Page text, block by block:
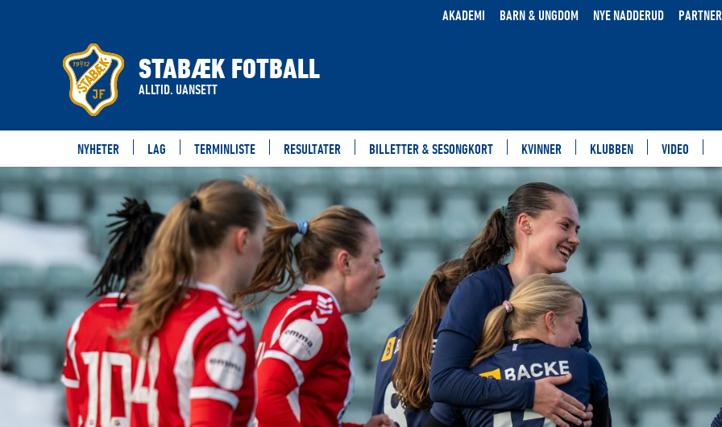
AKADEMI BARN & UNGDOM NYE NADDERUD
STABÆK FOTBALL
ALLTID. UANSETT
NYHETER LAG TERMINLISTE RESULTATER BILLETTER & SESONGKORT KVINNER KLUBBEN VIDEO